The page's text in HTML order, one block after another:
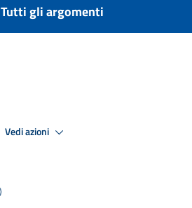
Tutti gli argomenti
Vedi azioni